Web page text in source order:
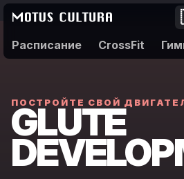
Расписание CrossFit
ПОСТРОЙТЕ СВОЙ
GLUTE